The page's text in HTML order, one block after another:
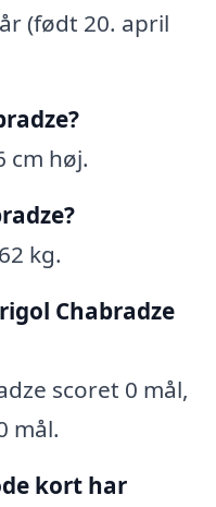
(født 20. april
cm høj.
kg.
Chabradze
scoret 0 mål,
mål.
kort har